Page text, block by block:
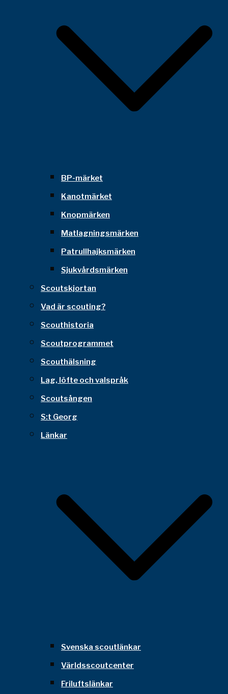
BP-märket
Kanotmärket
Knopmärken
Matlagningsmärken
Patrullhajksmärken
Sjukvårdsmärken
Scoutskjortan
Vad är scouting?
Scouthistoria
Scoutprogrammet
Scouthälsning
Lag, löfte och valspråk
Scoutsången
S:t Georg
Länkar
Svenska scoutlänkar
Världsscoutcenter
Friluftslänkar